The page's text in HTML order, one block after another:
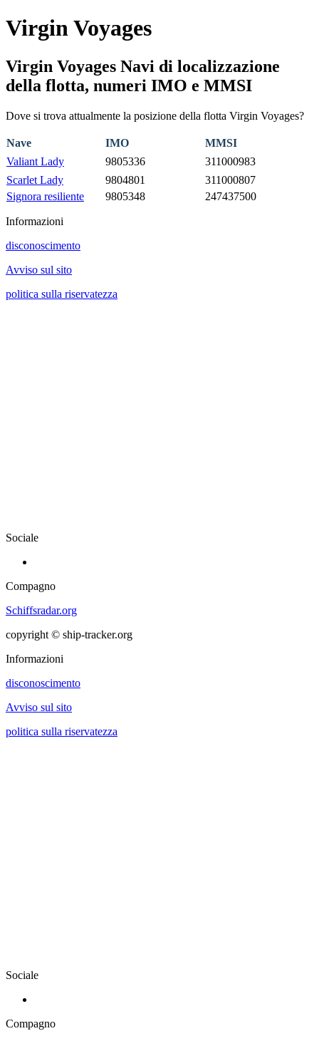
Virgin Voyages
Virgin Voyages Navi di localizzazione
della flotta, numeri IMO e MMSI
Dove si trova attualmente la posizione della flotta Virgin Voyages?
Nave IMO
MMSI
Valiant Lady
9805336
311000983
Scarlet Lady
9804801
311000807
Signora resiliente
9805348 247437500
Informazioni
disconoscimento
Avviso sul sito
politica sulla riservatezza
Sociale
Compagno
Schiffsradar.org
copyright © ship-tracker.org
Informazioni
disconoscimento
Avviso sul sito
politica sulla riservatezza
Sociale
Compagno